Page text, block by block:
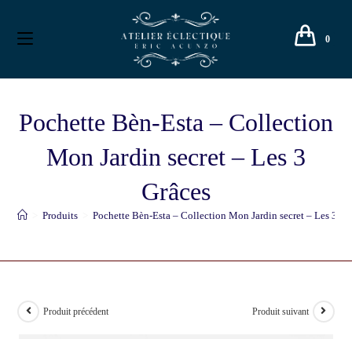
0
Pochette Bèn-Esta – Collection
Mon Jardin secret – Les 3
Grâces
Produits Pochette Bèn-Esta – Collection Mon Jardin secret – Les 3
Produit précédent Produit suivant